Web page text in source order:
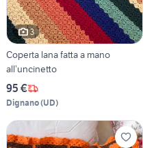
3
Coperta lana fatta a mano
all’uncinetto
95 €
Dignano(UD)